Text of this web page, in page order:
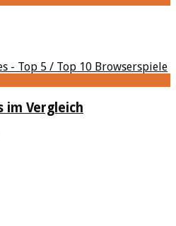
im Vergleich